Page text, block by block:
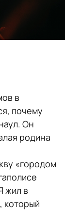
в
почему
Он
родина
«городом
жил в
который